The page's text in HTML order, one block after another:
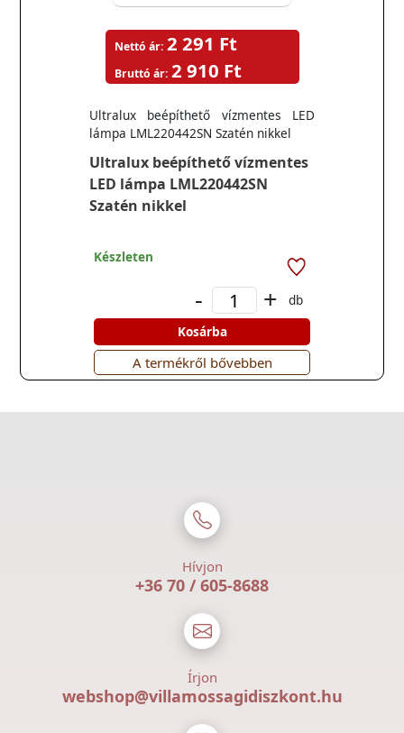
Ultralux beépíthető vízmentes
LED lámpa LML220442SN
Szatén nikkel
Ultralux beépíthető vízmentes LED
lámpa LML220442SN Szatén nikkel
Nettó ár: 2 291 Ft
Bruttó ár: 2 910 Ft
Készleten
- +
db
Kosárba
A termékről bővebben
Hívjon
+36 70 / 605-8688
Írjon
webshop@villamossagidiszkont.hu